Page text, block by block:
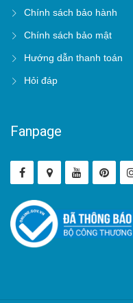
Chính sách bảo hành
Chính sách bảo mật
Hướng dẫn thanh toán
Hỏi đáp
Fanpage